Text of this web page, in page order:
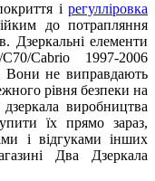
і регулліровка
до потрапляння
Дзеркальні елементи
Cabrio 1997-2006
Вони не виправдають
рівня безпеки на
виробництва
їх прямо зараз,
і відгуками інших
Два Дзеркала